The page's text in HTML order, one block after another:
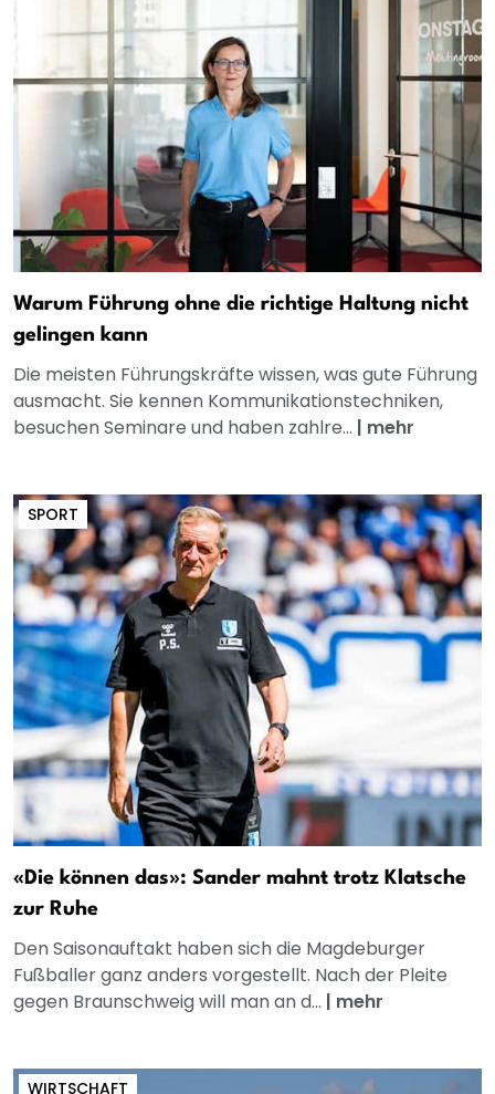
Warum Führung ohne die richtige Haltung nicht
gelingen kann
Die meisten Führungskräfte wissen, was gute Führung
ausmacht. Sie kennen Kommunikationstechniken,
besuchen Seminare und haben zahlre... | mehr
SPORT
«Die können das»: Sander mahnt trotz Klatsche
zur Ruhe
Den Saisonauftakt haben sich die Magdeburger
Fußballer ganz anders vorgestellt. Nach der Pleite
gegen Braunschweig will man an d... | mehr
WIRTSCHAFT